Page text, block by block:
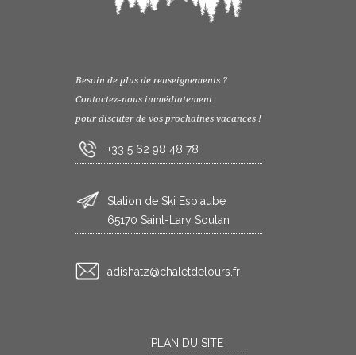
Besoin de plus de renseignements ?
Contactez-nous immédiatement
pour discuter de vos prochaines vacances !
+33 5 62 98 48 78
Station de Ski Espiaube
65170 Saint-Lary Soulan
rf.sruoledtelahc@ztahsida
PLAN DU SITE